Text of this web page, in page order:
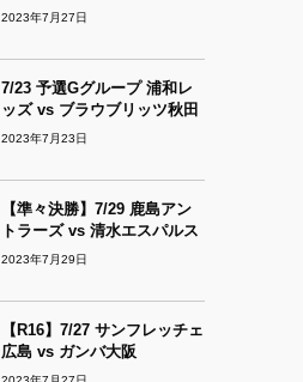
2023年7月27日
7/23 予選Gグループ 浦和レ
ッズ vs ブラウブリッツ秋田
2023年7月23日
【準々決勝】7/29 鹿島アン
トラーズ vs 清水エスパルス
2023年7月29日
【R16】7/27 サンフレッチェ
広島 vs ガンバ大阪